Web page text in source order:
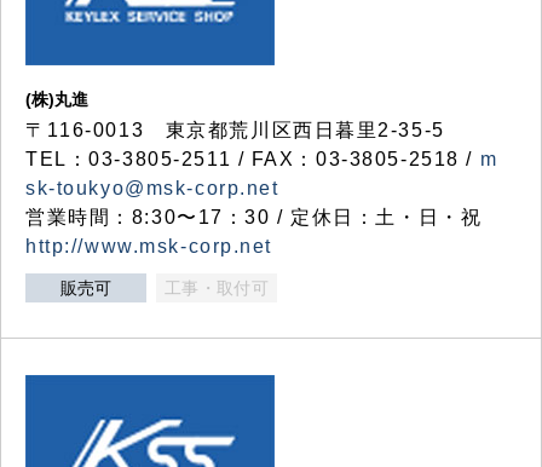
(株)丸進
〒116-0013 東京都荒川区西日暮里2-35-5
TEL：03-3805-2511 / FAX：03-3805-2518 / m
sk-toukyo@msk-corp.net
営業時間：8:30〜17：30 / 定休日：土・日・祝
http://www.msk-corp.net
販売可 工事・取付可